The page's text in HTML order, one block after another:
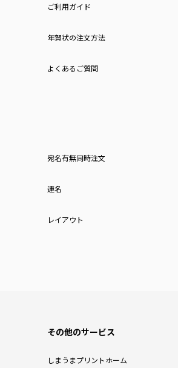
ご利用ガイド
年賀状の注文方法
よくあるご質問
宛名有無同時注文
連名
レイアウト
その他のサービス
しまうまプリントホーム